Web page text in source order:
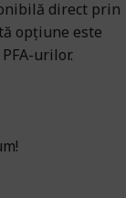
direct prin
opțiune este
urilor.